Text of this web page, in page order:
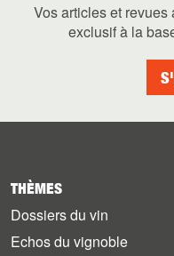
Vos articles et
exclusif à la
THÈMES
Dossiers du vin
Echos du vignoble